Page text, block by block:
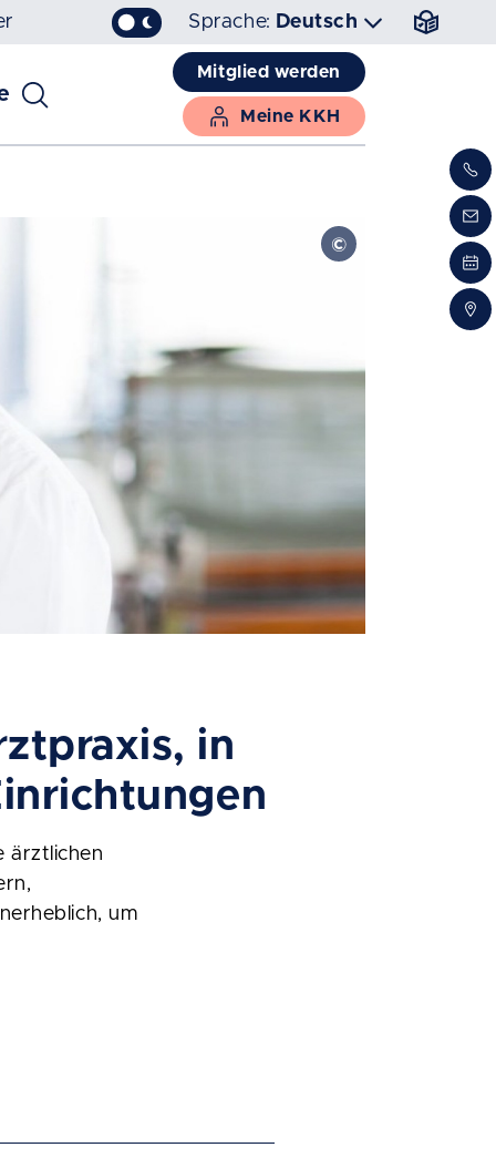
Sprache: Deutsch
Mitglied werden
Meine KKH
in
ärztlichen
um